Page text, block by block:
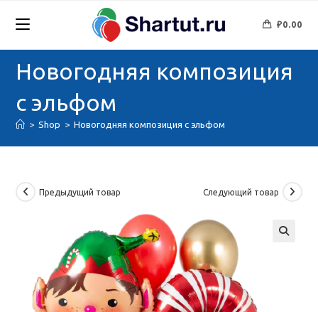
₽0.00
Новогодняя композиция
с эльфом
> Shop > Новогодняя композиция с эльфом
Предыдущий товар Следующий товар